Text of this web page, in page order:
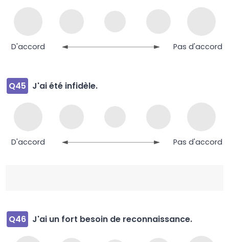
D'accord Pas d'accord
Q45 J'ai été infidèle.
D'accord Pas d'accord
Q46 J'ai un fort besoin de reconnaissance.